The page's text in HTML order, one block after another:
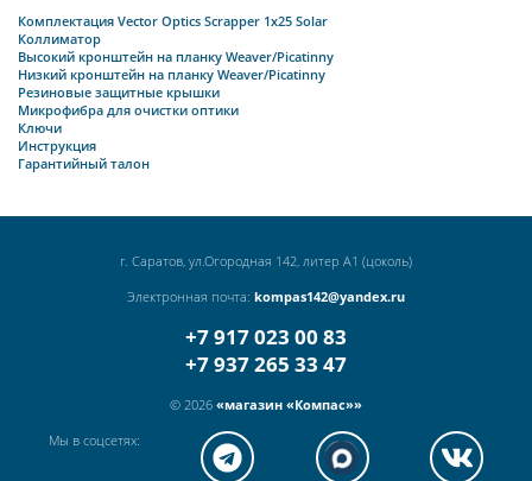
Комплектация Vector Optics Scrapper 1x25 Solar
Коллиматор
Высокий кронштейн на планку Weaver/Picatinny
Низкий кронштейн на планку Weaver/Picatinny
Резиновые защитные крышки
Микрофибра для очистки оптики
Ключи
Инструкция
Гарантийный талон
г. Саратов, ул.Огородная 142, литер А1 (цоколь)
Электронная почта: kompas142@yandex.ru
+7 917 023 00 83
+7 937 265 33 47
© 2026 «магазин «Компас»»
Мы в соцсетях: